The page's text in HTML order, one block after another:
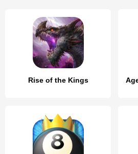
Rise of the Kings